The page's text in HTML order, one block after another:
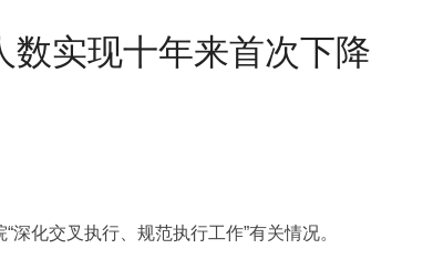
实现十年来首次下降
化交叉执行、规范执行工作”有关情况。